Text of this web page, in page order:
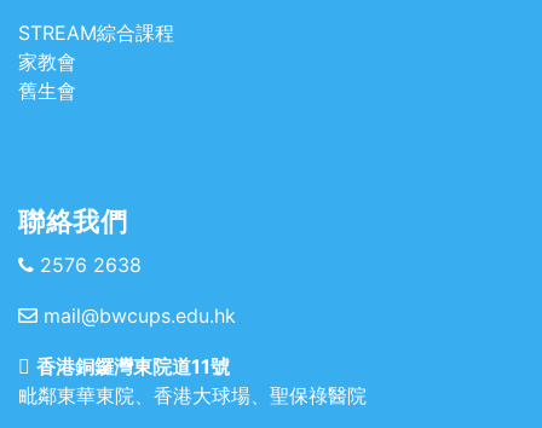
STREAM綜合課程
家教會
舊生會
聯絡我們
2576 2638
mail@bwcups.edu.hk
香港銅鑼灣東院道11號
毗鄰東華東院、香港大球場、聖保祿醫院